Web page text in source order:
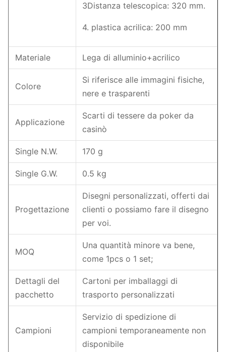
3Distanza telescopica: 320 mm.
4. plastica acrilica: 200 mm
Materiale Lega di alluminio+acrilico
Colore
Si riferisce alle immagini fisiche,
nere e trasparenti
Applicazione
Scarti di tessere da poker da
casinò
Single N.W. 170 g
Single G.W. 0.5 kg
Progettazione
Disegni personalizzati, offerti dai
clienti o possiamo fare il disegno
per voi.
MOQ
Una quantità minore va bene,
come 1pcs o 1 set;
Dettagli del
pacchetto
Cartoni per imballaggi di
trasporto personalizzati
Campioni
Servizio di spedizione di
campioni temporaneamente non
disponibile